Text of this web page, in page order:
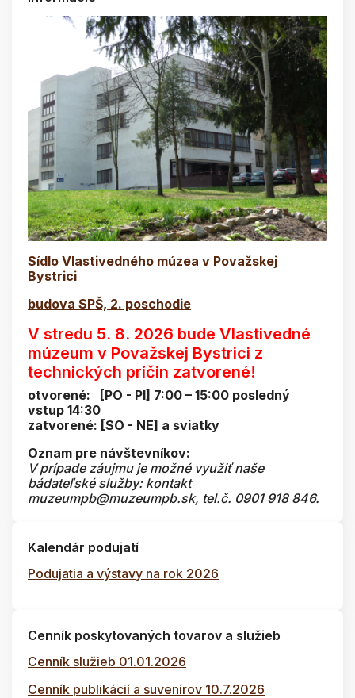
Sídlo Vlastivedného múzea v Považskej
Bystrici
budova SPŠ, 2. poschodie
V stredu 5. 8. 2026 bude Vlastivedné
múzeum v Považskej Bystrici z
technických príčin zatvorené!
otvorené: [PO - PI] 7:00 – 15:00 posledný
vstup 14:30
zatvorené: [SO - NE] a sviatky
Oznam pre návštevníkov:
V prípade záujmu je možné využiť naše
bádateľské služby: kontakt
muzeumpb@muzeumpb.sk, tel.č. 0901 918 846.
Kalendár podujatí
Podujatia a výstavy na rok 2026
Cenník poskytovaných tovarov a služieb
Cenník služieb 01.01.2026
Cenník publikácií a suvenírov 10.7.2026